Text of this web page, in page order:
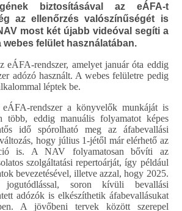
biztosításával az eÁFA-t
az ellenőrzés valószínűségét is
most két újabb videóval segíti a
webes felület használatában.
eÁFA-rendszer, amelyet január óta eddig
adózó használt. A webes felületre pedig
léptek be.
rendszer a könyvelők munkáját is
több, eddig manuális folyamatot képes
idő spórolható meg az áfabevallási
hogy július 1-jétől már elérhető az
is. A NAV folyamatosan bővíti az
szolgáltatási repertoárját, így például
bevezetésével, illetve azzal, hogy 2025.
soron kívüli bevallási
adózók is elkészíthetik áfabevallásukat
A jövőbeni tervek között szerepel